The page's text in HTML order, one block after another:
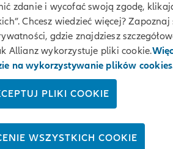
zdanie i wycofać swoją zgodę,
Chcesz wiedzieć więcej? Zapoznaj
gdzie znajdziesz
Allianz wykorzystuje pliki cookie.
na wykorzystywanie plików
PLIKI COOKIE
WSZYSTKICH COOKIE